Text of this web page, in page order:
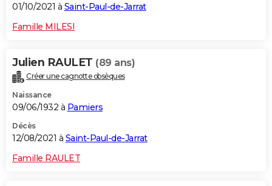
01/10/2021 à Saint-Paul-de-Jarrat
Famille MILESI
Julien RAULET (89 ans)
Créer une cagnotte obsèques
Naissance
09/06/1932 à Pamiers
Décès
12/08/2021 à Saint-Paul-de-Jarrat
Famille RAULET